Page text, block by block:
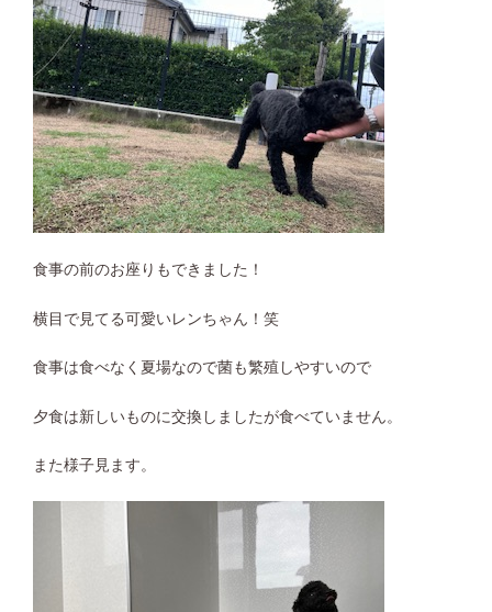
食事の前のお座りもできました！
横目で見てる可愛いレンちゃん！笑
食事は食べなく夏場なので菌も繁殖しやすいので
夕食は新しいものに交換しましたが食べていません。
また様子見ます。